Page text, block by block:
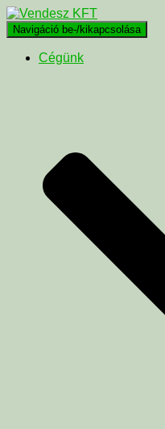
Navigáció be-/kikapcsolása
Cégünk